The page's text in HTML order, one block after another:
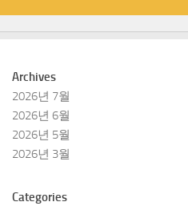
Archives
2026년 7월
2026년 6월
2026년 5월
2026년 3월
Categories